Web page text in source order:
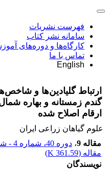
فهرست نشریات
سامانه نشر کتاب
کارگاه‌ها و دوره‌های
تماس با ما
English
ارتباط گلیادین‌ها و
گندم زمستانه و بهاره
ارقام اصلاح شده
علوم گیاهان زراعی ایران
مقاله 9
، دوره 40، شماره 4 - شماره پیاپی 164693
مقاله (361.59 K
)
نویسندگان